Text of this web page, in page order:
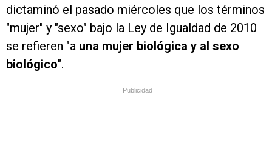
dictaminó el pasado miércoles que los términos
"mujer" y "sexo" bajo la Ley de Igualdad de 2010
se refieren "a una mujer biológica y al sexo
biológico".
Publicidad